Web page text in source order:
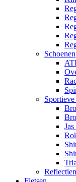
Schoenen